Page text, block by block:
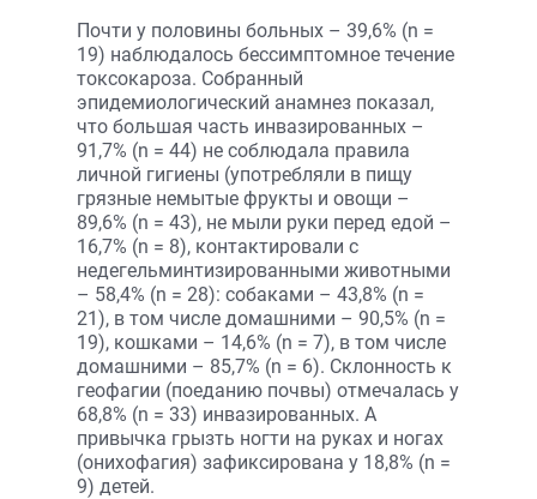
Почти у половины больных – 39,6% (n =
19) наблюдалось бессимптомное течение
токсокароза. Собранный
эпидемиологический анамнез показал,
что большая часть инвазированных –
91,7% (n = 44) не соблюдала правила
личной гигиены (употребляли в пищу
грязные немытые фрукты и овощи –
89,6% (n = 43), не мыли руки перед едой –
16,7% (n = 8), контактировали с
недегельминтизированными животными
– 58,4% (n = 28): собаками – 43,8% (n =
21), в том числе домашними – 90,5% (n =
19), кошками – 14,6% (n = 7), в том числе
домашними – 85,7% (n = 6). Склонность к
геофагии (поеданию почвы) отмечалась у
68,8% (n = 33) инвазированных. А
привычка грызть ногти на руках и ногах
(онихофагия) зафиксирована у 18,8% (n =
9) детей.